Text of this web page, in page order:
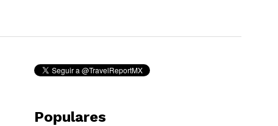
Populares